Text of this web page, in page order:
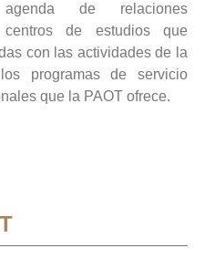
de relaciones
centros de estudios que
con las actividades de la
programas de servicio
que la PAOT ofrece.